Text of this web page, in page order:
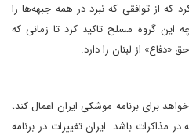
که از توافقی که نبرد در همه جبهه‌ها را
این گروه مسلح تاکید کرد تا زمانی که
«دفاع» از لبنان را دارد.
برای برنامه موشکی ایران اعمال کند،
مذاکرات باشد. ایران تغییرات در برنامه